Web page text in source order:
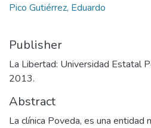
Pico Gutiérrez, Eduardo
Publisher
La Libertad: Universidad Estatal
2013.
Abstract
La clínica Poveda, es una entidad